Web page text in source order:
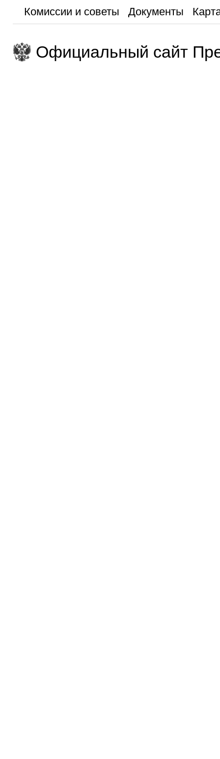
Комиссии и советы
Документы
Официальный сайт